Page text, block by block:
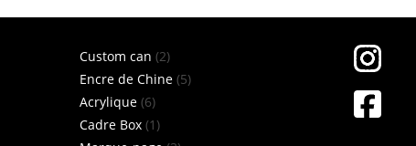
Custom can 22
produits
Encre de Chine 55
Acrylique 66
produits
Cadre Box 1 1